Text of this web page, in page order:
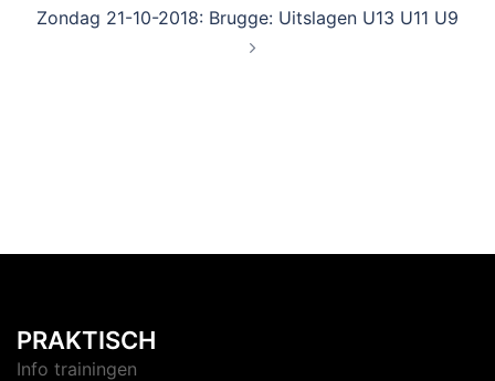
Zondag 21-10-2018: Brugge: Uitslagen U13 U11 U9
PRAKTISCH
Info trainingen